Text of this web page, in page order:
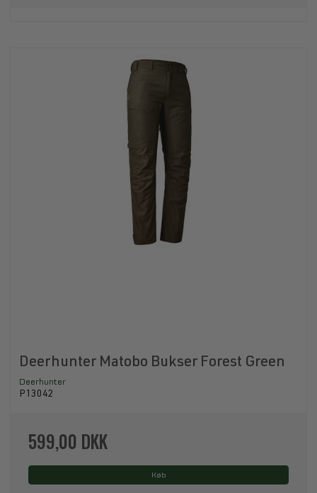
Deerhunter Matobo Bukser Forest Green
Deerhunter
P13042
599,00 DKK
Køb